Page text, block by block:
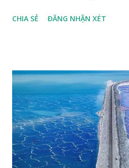
đuôi trắng (Lamproptera curius)
Happy Việt Nam 2024 Vietnam.vn
CHIA SẺ ĐĂNG NHẬN XÉT